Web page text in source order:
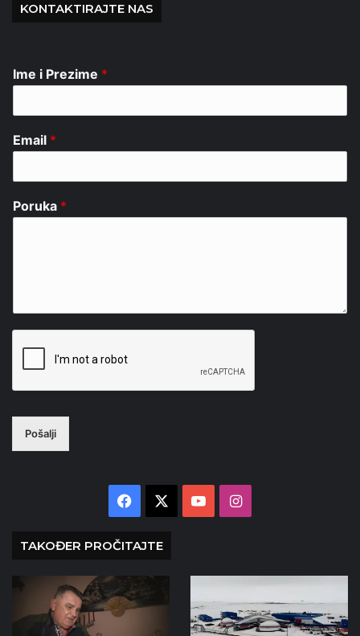
KONTAKTIRAJTE NAS
Ime i Prezime *
Email *
Poruka *
Pošalji
Facebook YouTubeInstagram
TAKOĐER PROČITAJTE